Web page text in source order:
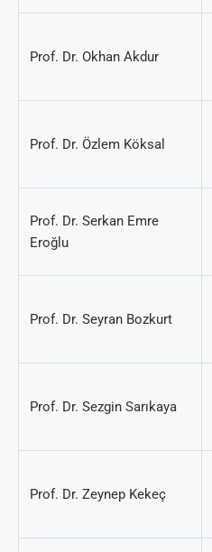
Prof. Dr. Okhan Akdur
Prof. Dr. Özlem Köksal
Prof. Dr. Serkan Emre
Eroğlu
Prof. Dr. Seyran Bozkurt
Prof. Dr. Sezgin Sarıkaya
Prof. Dr. Zeynep Kekeç